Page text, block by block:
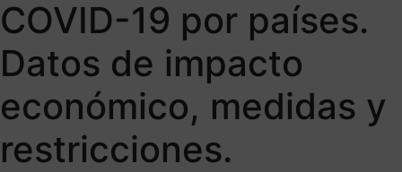
COVID-19 por países.
Datos de impacto
económico, medidas y
restricciones.